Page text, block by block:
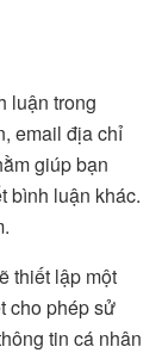
luận trong
email địa chỉ
giúp bạn
bình luận khác.
thiết lập một
cho phép sử
tin cá nhân